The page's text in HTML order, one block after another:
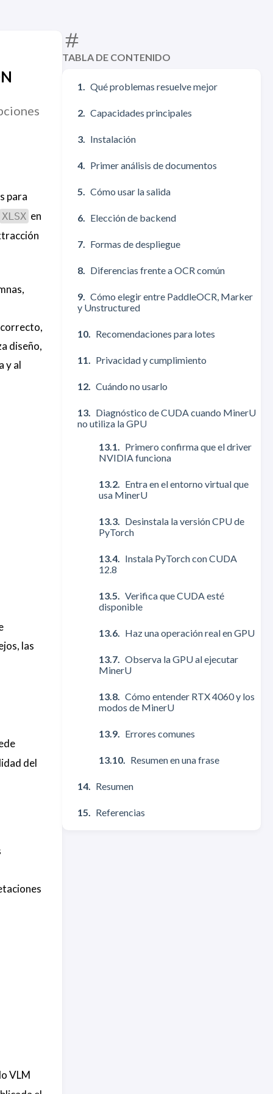
TABLA DE CONTENIDO
Qué problemas resuelve mejor
Capacidades principales
Instalación
Primer análisis de documentos
Cómo usar la salida
Elección de backend
Formas de despliegue
Diferencias frente a OCR común
Cómo elegir entre PaddleOCR, Marker
y Unstructured
Recomendaciones para lotes
Privacidad y cumplimiento
Cuándo no usarlo
Diagnóstico de CUDA cuando MinerU
no utiliza la GPU
Primero confirma que el driver
NVIDIA funciona
Entra en el entorno virtual que
usa MinerU
Desinstala la versión CPU de
PyTorch
Instala PyTorch con CUDA
12.8
Verifica que CUDA esté
disponible
Haz una operación real en GPU
Observa la GPU al ejecutar
MinerU
Cómo entender RTX 4060 y los
modos de MinerU
Errores comunes
Resumen en una frase
Resumen
Referencias
para
XLSX en
diseño,
y al
las
del
VLM